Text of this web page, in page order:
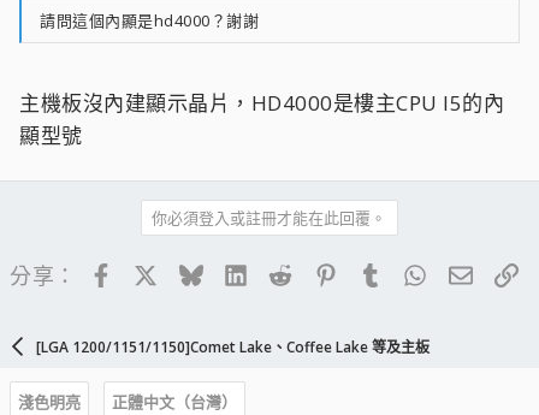
請問這個內顯是hd4000？謝謝
主機板沒內建顯示晶片，HD4000是樓主CPU I5的內
顯型號
你必須登入或註冊才能在此回覆。
分享： FacebookBlueskyLinkedIn
Reddit PinterestTumblrWhatsApp
電子
[LGA 1200/1151/1150]Comet Lake、Coffee Lake 等及主板
淺色明亮
正體中文（台灣）